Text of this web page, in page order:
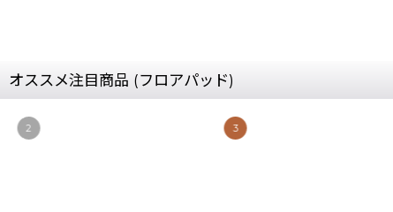
オススメ注目商品 (フロアパッド)
2 3